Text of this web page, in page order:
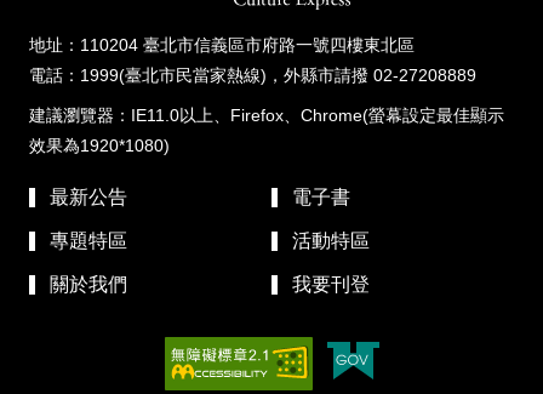
地址：110204 臺北市信義區市府路一號四樓東北區
電話：1999(臺北市民當家熱線)，外縣市請撥 02-27208889
建議瀏覽器：IE11.0以上、Firefox、Chrome(螢幕設定最佳顯示
效果為1920*1080)
最新公告 電子書
專題特區 活動特區
關於我們 我要刊登